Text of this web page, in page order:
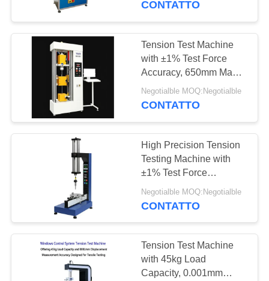
Temperatura umidità
Test camera
28
Camera di prova
Shock termico
10
mm per una valutazione
precisa della resistenza
alla trazione
CONTATTO
Tension Test Machine
with ±1% Test Force
Accuracy, 650mm Max
Width, and 120mm Test
Diameter for Precise
Negotialble MOQ:Negotialble
CONTATTO
High Precision Tension
Testing Machine with
±1% Test Force
Accuracy, 0.5-
500mm/min Speed
Measurement
Negotialble MOQ:Negotialble
CONTATTO
Tension Test Machine
with 45kg Load
Capacity, 0.001mm